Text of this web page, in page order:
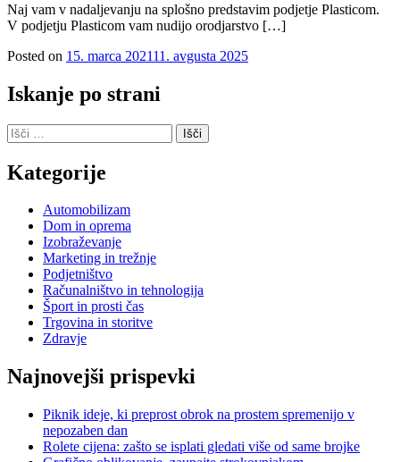
Naj vam v nadaljevanju na splošno predstavim podjetje Plasticom.
V podjetju Plasticom vam nudijo orodjarstvo […]
Posted on 15. marca 202111. avgusta 2025
Iskanje po strani
Išči:
Kategorije
Automobilizam
Dom in oprema
Izobraževanje
Marketing in trežnje
Podjetništvo
Računalništvo in tehnologija
Šport in prosti čas
Trgovina in storitve
Zdravje
Najnovejši prispevki
Piknik ideje, ki preprost obrok na prostem spremenijo v
nepozaben dan
Rolete cijena: zašto se isplati gledati više od same brojke